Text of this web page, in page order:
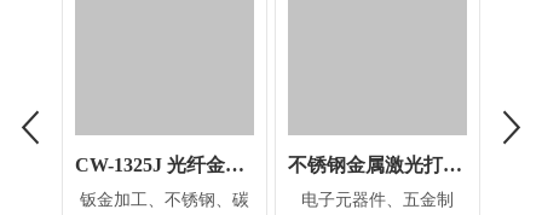
CW-1325J 光纤金属切割机
钣金加工、不锈钢、碳
不锈钢金属激光打标刻字设备
电子元器件、五金制